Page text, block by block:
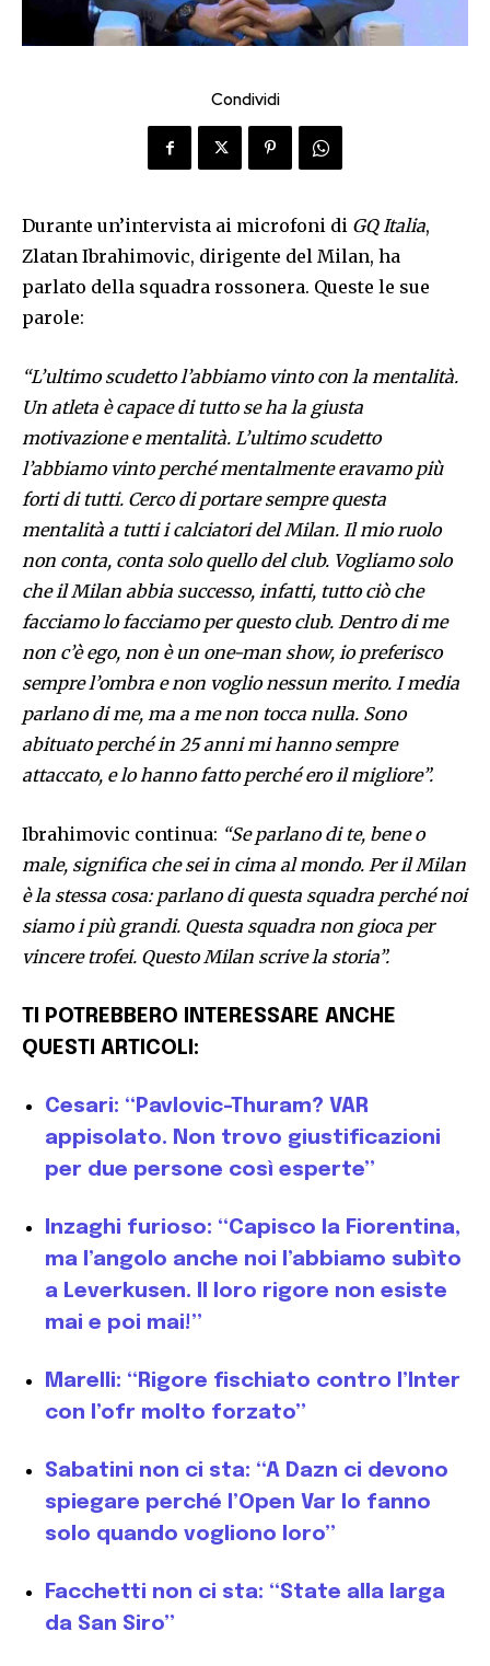
Condividi
Durante un’intervista ai microfoni di GQ Italia,
Zlatan Ibrahimovic, dirigente del Milan, ha
parlato della squadra rossonera. Queste le sue
parole:
“L’ultimo scudetto l’abbiamo vinto con la mentalità.
Un atleta è capace di tutto se ha la giusta
motivazione e mentalità. L’ultimo scudetto
l’abbiamo vinto perché mentalmente eravamo più
forti di tutti. Cerco di portare sempre questa
mentalità a tutti i calciatori del Milan. Il mio ruolo
non conta, conta solo quello del club. Vogliamo solo
che il Milan abbia successo, infatti, tutto ciò che
facciamo lo facciamo per questo club. Dentro di me
non c’è ego, non è un one-man show, io preferisco
sempre l’ombra e non voglio nessun merito. I media
parlano di me, ma a me non tocca nulla. Sono
abituato perché in 25 anni mi hanno sempre
attaccato, e lo hanno fatto perché ero il migliore”.
Ibrahimovic continua: “Se parlano di te, bene o
male, significa che sei in cima al mondo. Per il Milan
è la stessa cosa: parlano di questa squadra perché noi
siamo i più grandi. Questa squadra non gioca per
vincere trofei. Questo Milan scrive la storia”.
TI POTREBBERO INTERESSARE ANCHE
QUESTI ARTICOLI:
Cesari: “Pavlovic-Thuram? VAR
appisolato. Non trovo giustificazioni
per due persone così esperte”
Inzaghi furioso: “Capisco la Fiorentina,
ma l’angolo anche noi l’abbiamo subìto
a Leverkusen. Il loro rigore non esiste
mai e poi mai!”
Marelli: “Rigore fischiato contro l’Inter
con l’ofr molto forzato”
Sabatini non ci sta: “A Dazn ci devono
spiegare perché l’Open Var lo fanno
solo quando vogliono loro”
Facchetti non ci sta: “State alla larga
da San Siro”